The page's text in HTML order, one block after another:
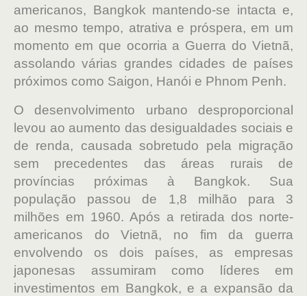
americanos, Bangkok mantendo-se intacta e,
ao mesmo tempo, atrativa e próspera, em um
momento em que ocorria a Guerra do Vietnã,
assolando várias grandes cidades de países
próximos como Saigon, Hanói e Phnom Penh.
O desenvolvimento urbano desproporcional
levou ao aumento das desigualdades sociais e
de renda, causada sobretudo pela migração
sem precedentes das áreas rurais de
províncias próximas à Bangkok. Sua
população passou de 1,8 milhão para 3
milhões em 1960. Após a retirada dos norte-
americanos do Vietnã, no fim da guerra
envolvendo os dois países, as empresas
japonesas assumiram como líderes em
investimentos em Bangkok, e a expansão da